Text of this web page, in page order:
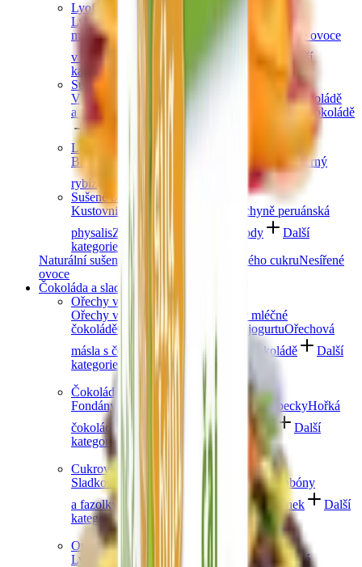
Lyofilizované ovoce
Lyofilizované jahody
Lyofilizované
malinyLyofilizovaný mix ovoce
Lyofilizované ovoce
v čokoládě
Ostatní lyofilizované ovoce
Další
kategorie
Sušené ovoce v čokoládě
V hořké čokoládě
V mléčné čokoládě
V bílé čokoládě
a jogurtu
V karobu Jablečné trubičky máčené v čokoládě
Další kategorie
Lesní ovoce
Brusinky a borůvky
OstružinyČerný
rybíz
Další kategorie
Sušené bobule a plody
Kustovnice čínská goji
Mochyně peruánská
physalisZázvor Ostatní exotické plody
Další
kategorie
Naturální sušené ovoce
Ovoce bez přidaného cukruNesířené
ovoce
Čokoláda a sladkosti
Ořechy v čokoládě
Ořechy v hořké čokoládě
Ořechy v mléčné
čokoláděOřechy v bílé čokoládě a jogurtuOřechová
másla s čokoládouOřechový mix v čokoládě
Další
kategorie
Čokoládové mlsání
Fondány a nugáty
Čokoládové hrudky a peckyHořká
čokoláda
Mléčná čokoláda Bílá čokoláda
Další
kategorie
Cukrovinky a želé
Sladkosti bez cukru
Slaný karamel
Želé bonbóny
a fazolky
Lékořice a pendreky Mix cukrovinek
Další
kategorie
Ovoce v čokoládě
Lyofilizované ovoce v čokoládě
Ovoce v hořké